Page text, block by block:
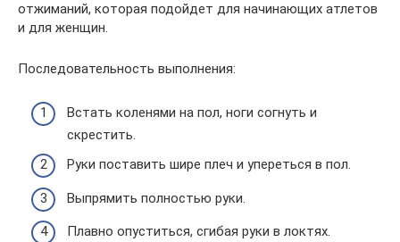
отжиманий, которая подойдет для начинающих атлетов
и для женщин.
Последовательность выполнения:
Встать коленями на пол, ноги согнуть и
скрестить.
Руки поставить шире плеч и упереться в пол.
Выпрямить полностью руки.
Плавно опуститься, сгибая руки в локтях.